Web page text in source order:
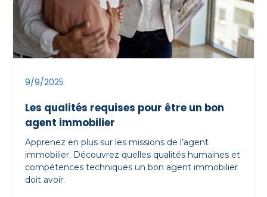
9/9/2025
Les qualités requises pour être un bon
agent immobilier
Apprenez en plus sur les missions de l’agent
immobilier. Découvrez quelles qualités humaines et
compétences techniques un bon agent immobilier
doit avoir.